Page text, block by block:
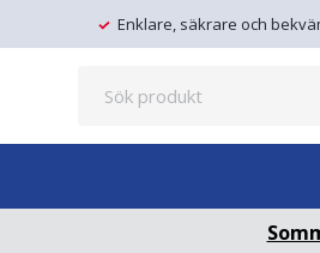
Enklare, säkrare och